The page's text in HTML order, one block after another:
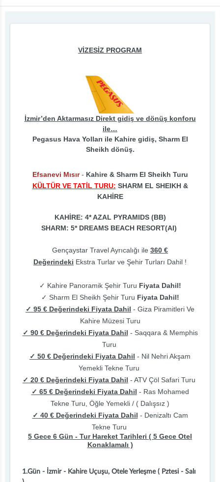
VİZESİZ PROGRAM
İzmir’den Aktarmasız Direkt gidiş ve dönüş konforu
ile…
Pegasus Hava Yolları ile Kahire gidiş, Sharm El
Sheikh dönüş.
Efsanevi Mısır- Kahire & Sharm El Sheikh Turu
KÜLTÜR VE TATİL TURU: SHARM EL SHEIKH &
KAHİRE
KAHİRE: 4* AZAL PYRAMIDS (BB)
SHARM: 5* DREAMS BEACH RESORT(AI)
Gençaystar Travel Ayrıcalığı ile 360 €
Değerindeki Ekstra Turlar ve Şehir Turları Dahil !
✓ Kahire Panoramik Şehir Turu Fiyata Dahil!
✓ Sharm El Sheikh Şehir Turu Fiyata Dahil!
✓ 95 € Değerindeki Fiyata Dahil - Giza Piramitleri Ve
Kahire Müzesi Turu
✓ 90 € Değerindeki Fiyata Dahil - Saqqara & Memphis
Turu
✓ 50 € Değerindeki Fiyata Dahil - Nil Nehri Akşam
Yemekli Tekne Turu
✓ 20 € Değerindeki Fiyata Dahil - ATV Çöl Safari Turu
✓ 65 € Değerindeki Fiyata Dahil - Ras Mohamed
Tekne Turu, Öğle Yemekli / ( Dalışsız )
✓ 40 € Değerindeki Fiyata Dahil - Denizaltı Cam
Tekne Turu
5 Gece 6 Gün - Tur Hareket Tarihleri ( 5 Gece Otel
Konaklamalı )
1.Gün - İzmir - Kahire Uçuşu, Otele Yerleşme ( Pztesi - Salı